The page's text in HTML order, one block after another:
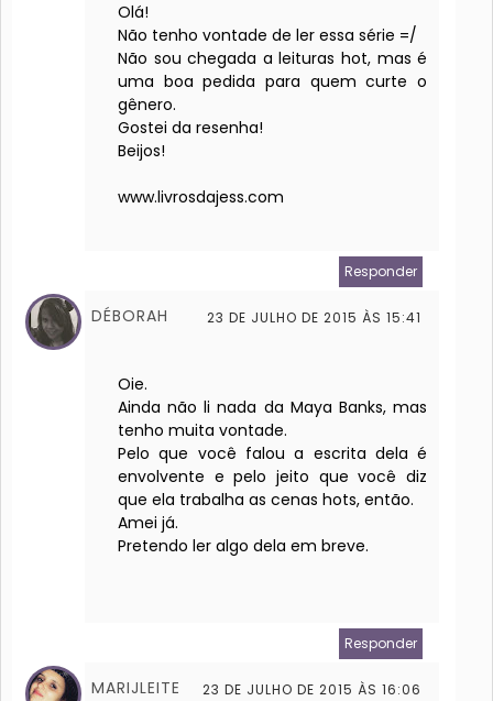
Olá!
Não tenho vontade de ler essa série =/
Não sou chegada a leituras hot, mas é
uma boa pedida para quem curte o
gênero.
Gostei da resenha!
Beijos!
www.livrosdajess.com
Responder
DÉBORAH 23 DE JULHO DE 2015 ÀS 15:41
Oie.
Ainda não li nada da Maya Banks, mas
tenho muita vontade.
Pelo que você falou a escrita dela é
envolvente e pelo jeito que você diz
que ela trabalha as cenas hots, então.
Amei já.
Pretendo ler algo dela em breve.
Responder
MARIJLEITE 23 DE JULHO DE 2015 ÀS 16:06